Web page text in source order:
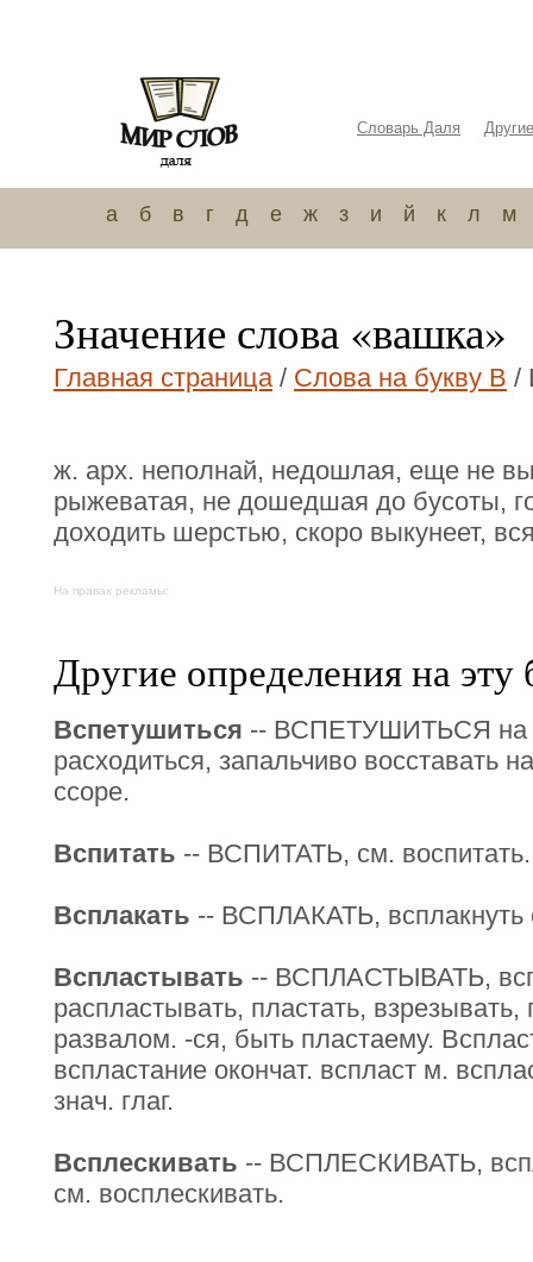
Словарь Даля
а б в г д е ж з и й к л м
Значение слова «вашка»
Главная страница/ Слова на букву В /
ж. арх. неполнай, недошлая, еще не
рыжеватая, не дошедшая до бусоты,
доходить шерстью, скоро выкунеет,
На правах рекламы:
Другие определения на эту
Вспетушиться -- ВСПЕТУШИТЬСЯ на
расходиться, запальчиво восставать
ссоре.
Вспитать -- ВСПИТАТЬ, см. воспитать.
Всплакать -- ВСПЛАКАТЬ, всплакнуть
Вспластывать -- ВСПЛАСТЫВАТЬ,
распластывать, пластать,
развалом. -ся, быть пластаему.
вспластание окончат. вспласт м.
знач. глаг.
Всплескивать -- ВСПЛЕСКИВАТЬ,
см. восплескивать.